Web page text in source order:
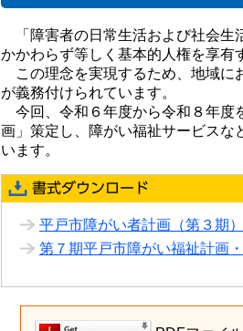
「障害者の日常生活および社会生
かかわらず等しく基本的人権を享有
この理念を実現するため、地域に
が義務付けられています。
今回、令和６年度から令和８年度
画」策定し、障がい福祉サービスな
います。
平戸市障がい者計画（第３期）
第７期平戸市障がい福祉計画